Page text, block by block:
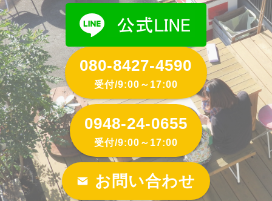
080-8427-4590
受付/9:00～17:00
0948-24-0655
受付/9:00～17:00
お問い合わせ